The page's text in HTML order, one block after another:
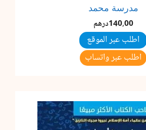
مدرسة محمد
140,00درهم
اطلب عبر الموقع
اطلب عبر واتساب